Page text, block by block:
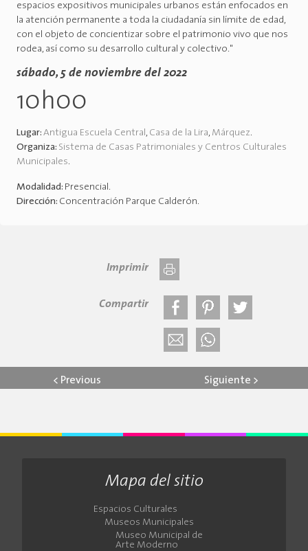
espacios expositivos municipales urbanos están enfocados en
la atención permanente a toda la ciudadanía sin límite de edad,
con el objeto de concientizar sobre el patrimonio vivo que nos
rodea, así como su desarrollo cultural y colectivo."
sábado, 5 de noviembre del 2022
10h00
Lugar: Antigua Escuela Central, Casa de la Lira, Márquez.
Organiza: Sistema de Casas Patrimoniales y Centros Culturales
Municipales.
Modalidad: Presencial.
Dirección: Concentración Parque Calderón.
Imprimir
Compartir
< Previous Siguiente >
Mapa del sitio
Espacios Culturales
Museos Municipales
Museo Municipal de
Arte Moderno